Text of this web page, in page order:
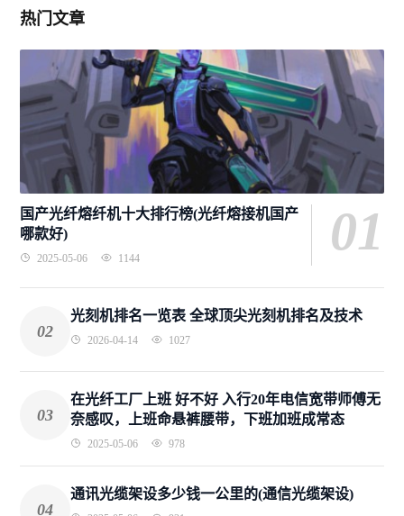
热门文章
国产光纤熔纤机十大排行榜(光纤熔接机国产
哪款好)
2025-05-06 1144 01
02
光刻机排名一览表 全球顶尖光刻机排名及技术
2026-04-14 1027
03
在光纤工厂上班 好不好 入行20年电信宽带师傅无
奈感叹，上班命悬裤腰带，下班加班成常态
2025-05-06 978
04
通讯光缆架设多少钱一公里的(通信光缆架设)